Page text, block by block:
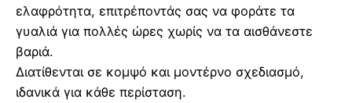
ελαφρότητα, επιτρέποντάς σας να φοράτε τα
γυαλιά για πολλές ώρες χωρίς να τα αισθάνεστε
βαριά.
Διατίθενται σε κομψό και μοντέρνο σχεδιασμό,
ιδανικά για κάθε περίσταση.